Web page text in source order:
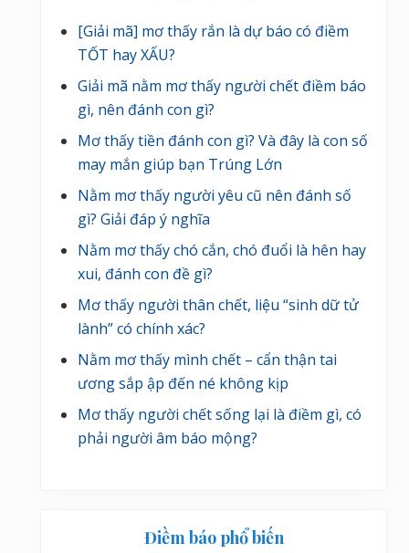
[Giải mã] mơ thấy rắn là dự báo có điềm
TỐT hay XẤU?
Giải mã nằm mơ thấy người chết điềm báo
gì, nên đánh con gì?
Mơ thấy tiền đánh con gì? Và đây là con số
may mắn giúp bạn Trúng Lớn
Nằm mơ thấy người yêu cũ nên đánh số
gì? Giải đáp ý nghĩa
Nằm mơ thấy chó cắn, chó đuổi là hên hay
xui, đánh con đề gì?
Mơ thấy người thân chết, liệu “sinh dữ tử
lành” có chính xác?
Nằm mơ thấy mình chết – cẩn thận tai
ương sắp ập đến né không kịp
Mơ thấy người chết sống lại là điềm gì, có
phải người âm báo mộng?
Điềm báo phổ biến